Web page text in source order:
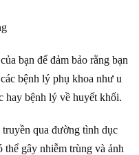
bạn để đảm bảo rằng bạn
bệnh lý phụ khoa như u
hay bệnh lý về huyết khối.
qua đường tình dục
gây nhiễm trùng và ảnh